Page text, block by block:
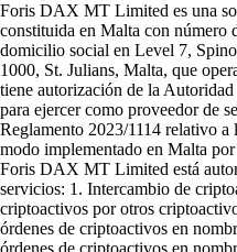
Foris DAX MT Limited es una
constituida en Malta con número
domicilio social en Level 7,
1000, St. Julians, Malta, que
tiene autorización de la
para ejercer como proveedor de
Reglamento 2023/1114 relativo a
modo implementado en Malta
Foris DAX MT Limited está
servicios: 1. Intercambio de
criptoactivos por otros
órdenes de criptoactivos en